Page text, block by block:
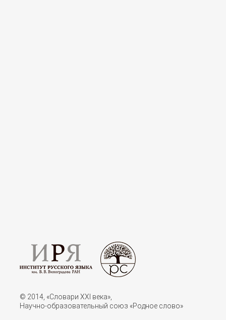
© 2014, «Словари XXI векa»,
Научно-образовательный союз «Родное слово»